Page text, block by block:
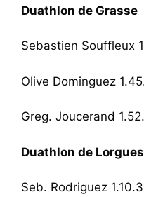
Duathlon de Grasse
Sebastien Souffleux
Olive Dominguez
Greg. Joucerand
Duathlon de Lorgues
Seb. Rodriguez